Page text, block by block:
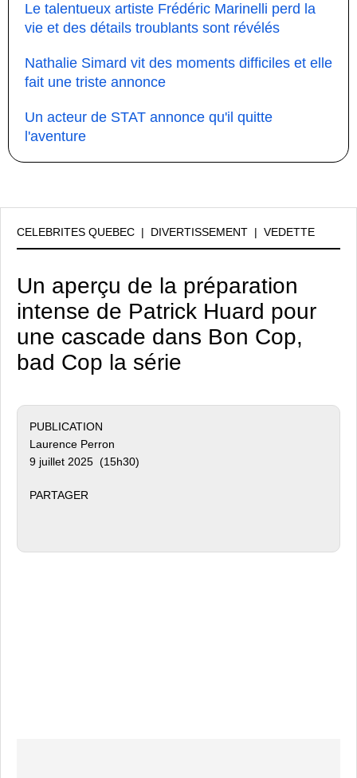
Le talentueux artiste Frédéric Marinelli perd la
vie et des détails troublants sont révélés
Nathalie Simard vit des moments difficiles et elle
fait une triste annonce
Un acteur de STAT annonce qu'il quitte
l'aventure
CELEBRITES QUEBEC | DIVERTISSEMENT | VEDETTE
Un aperçu de la préparation
intense de Patrick Huard pour
une cascade dans Bon Cop,
bad Cop la série
PUBLICATION
Laurence Perron
9 juillet 2025 (15h30)
PARTAGER